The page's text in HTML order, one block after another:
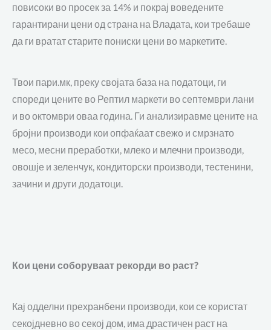
повисоки во просек за 14% и покрај воведените
гарантирани цени од страна на Владата, кои требаше
да ги вратат старите пониски цени во маркетите.
Твои пари.мк, преку својата база на податоци, ги
спореди цените во Рептил маркети во септември лани
и во октомври оваа година. Ги анализиравме цените на
бројни производи кои опфаќаатсвежо и смрзнато
месо, месни преработки, млеко и млечни производи,
овошје и зеленчук, кондиторски производи,тестенини,
зачини и други додатоци.
Кои цени соборуваат рекорди во раст?
Кај одделни прехранбени производи, кои се користат
секојдневно во секој дом, има драстичен раст на